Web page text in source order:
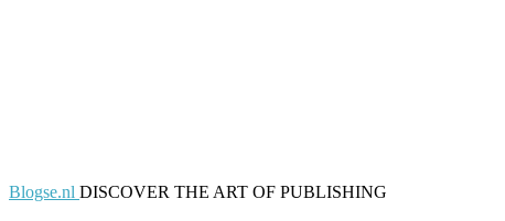
Blogse.nl DISCOVER THE ART OF PUBLISHING